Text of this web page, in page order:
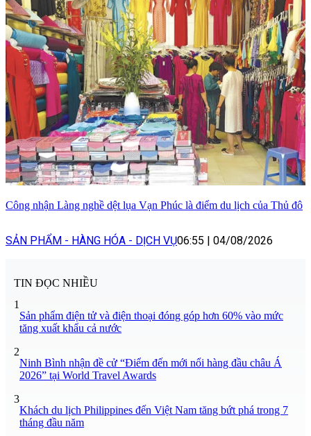
Công nhận Làng nghề dệt lụa Vạn Phúc là điểm du lịch của Thủ đô
SẢN PHẨM - HÀNG HÓA - DỊCH VỤ06:55 04/08/2026
TIN ĐỌC NHIỀU
1
Sản phẩm điện tử và điện thoại đóng góp hơn 60% vào mức
tăng xuất khẩu cả nước
2
Ninh Bình nhận đề cử “Điểm đến mới nổi hàng đầu châu Á
2026” tại World Travel Awards
3
Khách du lịch Philippines đến Việt Nam tăng bứt phá trong 7
tháng đầu năm